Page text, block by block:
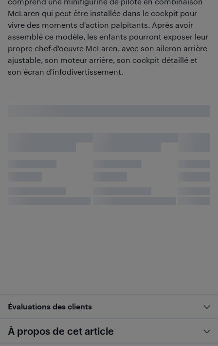
McLaren qui peut être installée dans le cockpit pour
vivre des moments d'action palpitants. Après avoir
assemblé ce modèle, les enfants pourront exposer leur
propre chef‑d'oeuvre McLaren, avec son aileron arrière
ajustable, son moteur arrière, son cockpit détaillé et
son écran d'infodivertissement.
Évaluations des clients
À propos de cet article